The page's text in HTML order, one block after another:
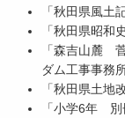
「秋田県風
「秋田県昭和
「森吉山麓
ダム工事事務
「秋田県土地
「小学6年